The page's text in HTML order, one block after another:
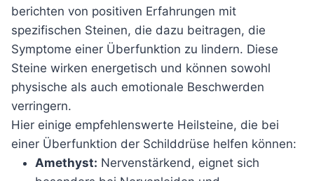
berichten von positiven Erfahrungen mit
spezifischen Steinen, die dazu beitragen, die
Symptome einer Überfunktion zu lindern. Diese
Steine wirken energetisch und können sowohl
physische als auch emotionale Beschwerden
verringern.
Hier einige empfehlenswerte Heilsteine, die bei
einer Überfunktion der Schilddrüse helfen können:
Amethyst: Nervenstärkend, eignet sich